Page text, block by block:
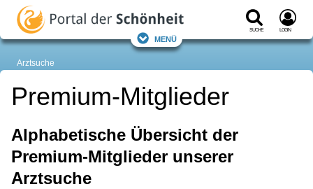
Suche Login
Menü
Arztsuche
Premium-Mitglieder
Alphabetische Übersicht der
Premium-Mitglieder unserer
Arztsuche